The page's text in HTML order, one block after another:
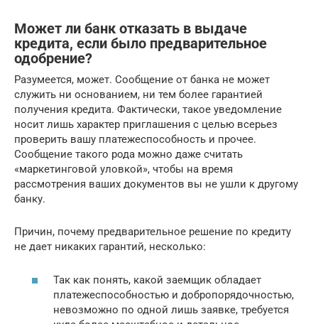
Может ли банк отказать в выдаче
кредита, если было предварительное
одобрение?
Разумеется, может. Сообщение от банка не может
служить ни основанием, ни тем более гарантией
получения кредита. Фактически, такое уведомление
носит лишь характер приглашения с целью всерьез
проверить вашу платежеспособность и прочее.
Сообщение такого рода можно даже считать
«маркетинговой уловкой», чтобы на время
рассмотрения ваших документов вы не ушли к другому
банку.
Причин, почему предварительное решение по кредиту
не дает никаких гарантий, несколько:
Так как понять, какой заемщик обладает
платежеспособностью и добропорядочностью,
невозможно по одной лишь заявке, требуется